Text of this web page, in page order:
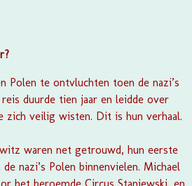
Polen te ontvluchten toen de nazi’s
duurde tien jaar en leidde over
zich veilig wisten. Dit is hun verhaal.
waren net getrouwd, hun eerste
nazi’s Polen binnenvielen. Michael